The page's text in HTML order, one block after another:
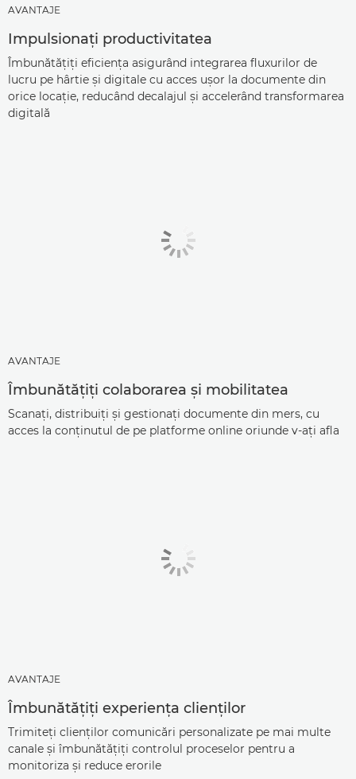
AVANTAJE
Impulsionaţi productivitatea
Îmbunătăţiţi eficienţa asigurând integrarea fluxurilor de
lucru pe hârtie şi digitale cu acces uşor la documente din
orice locaţie, reducând decalajul şi accelerând transformarea
digitală
AVANTAJE
Îmbunătăţiţi colaborarea şi mobilitatea
Scanaţi, distribuiţi şi gestionaţi documente din mers, cu
acces la conţinutul de pe platforme online oriunde v-aţi afla
AVANTAJE
Îmbunătăţiţi experienţa clienţilor
Trimiteţi clienţilor comunicări personalizate pe mai multe
canale şi îmbunătăţiţi controlul proceselor pentru a
monitoriza şi reduce erorile